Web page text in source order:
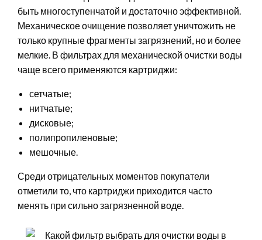
быть многоступенчатой и достаточно эффективной.
Механическое очищение позволяет уничтожить не
только крупные фрагменты загрязнений, но и более
мелкие. В фильтрах для механической очистки воды
чаще всего применяются картриджи:
сетчатые;
нитчатые;
дисковые;
полипропиленовые;
мешочные.
Среди отрицательных моментов покупатели
отметили то, что картриджи приходится часто
менять при сильно загрязненной воде.